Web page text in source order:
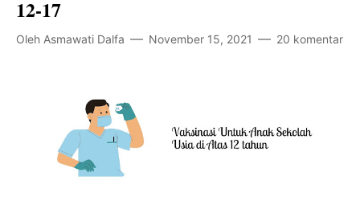
Religi
Teknologi
Edukasi
12-17
Oleh Asmawati Dalfa November 15, 2021 20 komentar